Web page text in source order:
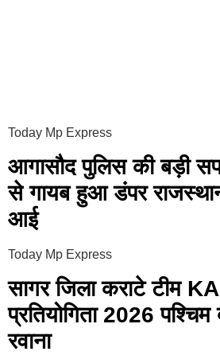
Today Mp Express
आगासौद पुलिस की बड़ी
से गायब हुआ डंपर
आई
Today Mp Express
सागर जिला कराटे टीम
प्रतियोगिता 2026
रवाना